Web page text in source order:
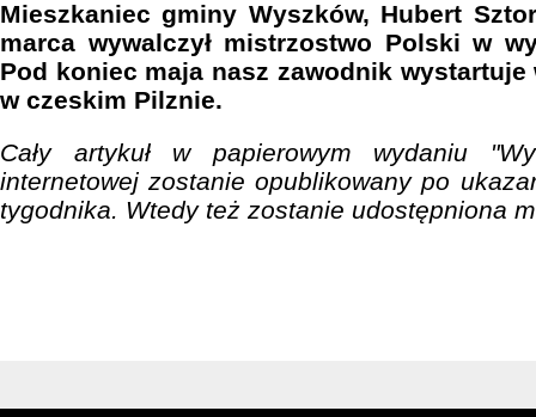
Mieszkaniec gminy Wyszków, Hubert
marca wywalczył mistrzostwo Polski w
Pod koniec maja nasz zawodnik
w czeskim Pilznie.
Cały artykuł w papierowym wydaniu
internetowej zostanie opublikowany po
tygodnika. Wtedy też zostanie udostępniona